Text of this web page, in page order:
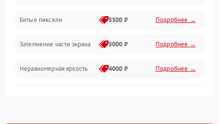
Механические повреждения
Программное обеспечение
Битые пиксели 5500 ₽ Подробнее →
Затемнение части экрана 5000 ₽ Подробнее →
Неравномерная яркость 4000 ₽ Подробнее →